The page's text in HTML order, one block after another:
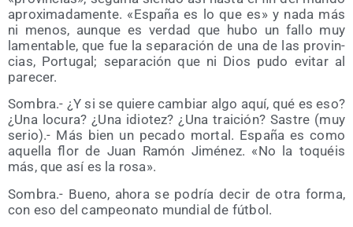
apro­xi­ma­da­men­te. «Espa­ña es lo que es» y nada más
ni menos, aun­que es ver­dad que hubo un fallo muy
lamen­ta­ble, que fue la sepa­ra­ción de una de las pro­vin­
cias, Por­tu­gal; sepa­ra­ción que ni Dios pudo evi­tar al
parecer.
Som­bra.- ¿Y si se quie­re cam­biar algo aquí, qué es eso?
¿Una locu­ra? ¿Una idio­tez? ¿Una trai­ción? Sas­tre (muy
serio).- Más bien un peca­do mor­tal. Espa­ña es como
aque­lla flor de Juan Ramón Jimé­nez. «No la toquéis
más, que así es la rosa».
Som­bra.- Bueno, aho­ra se podría decir de otra for­ma,
con eso del cam­peo­na­to mun­dial de fútbol.